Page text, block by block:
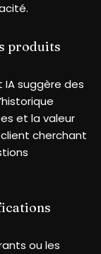
produits
suggère des
et la valeur
cherchant
ou les